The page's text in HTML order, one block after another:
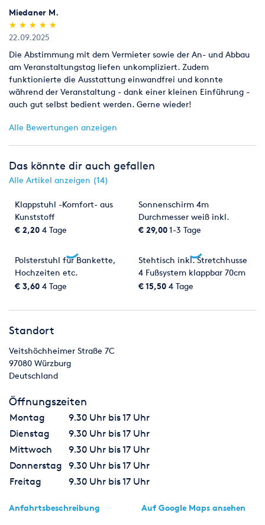
Miedaner M.
(*)
★
★
(*) ★
★
(*) ★
★
(*) ★
★
(*) ★
★
22.09.2025
Die Abstimmung mit dem Vermieter sowie der An- und Abbau
am Veranstaltungstag liefen unkompliziert. Zudem
funktionierte die Ausstattung einwandfrei und konnte
während der Veranstaltung - dank einer kleinen Einführung -
auch gut selbst bedient werden. Gerne wieder!
Alle Bewertungen anzeigen
Das könnte dir auch gefallen
Alle Artikel anzeigen (14)
Klappstuhl -Komfort- aus
Kunststoff
€ 2,20 4 Tage
Sonnenschirm 4m
Durchmesser weiß inkl.
Standfuß
€ 29,001-3 Tage
Polsterstuhl für Bankette,
Hochzeiten etc.
€ 3,60 4 Tage
Stehtisch inkl. Stretchhusse
4 Fußsystem klappbar 70cm
Bistrotisch weiß oder
€ 15,50 4 Tage
Standort
Veitshöchheimer Straße 7C
97080 Würzburg
Deutschland
Öffnungszeiten
Montag
9.30 Uhr bis 17 Uhr
Dienstag
9.30 Uhr bis 17 Uhr
Mittwoch
9.30 Uhr bis 17 Uhr
Donnerstag
9.30 Uhr bis 17 Uhr
Freitag
9.30 Uhr bis 17 Uhr
Anfahrtsbeschreibung Auf Google Maps ansehen